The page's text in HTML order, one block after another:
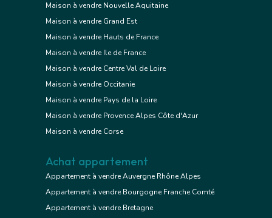
Maison à vendre Nouvelle Aquitaine
Maison à vendre Grand Est
Maison à vendre Hauts de France
Maison à vendre Ile de France
Maison à vendre Centre Val de Loire
Maison à vendre Occitanie
Maison à vendre Pays de la Loire
Maison à vendre Provence Alpes Côte d'Azur
Maison à vendre Corse
Achat appartement
Appartement à vendre Auvergne Rhône Alpes
Appartement à vendre Bourgogne Franche Comté
Appartement à vendre Bretagne